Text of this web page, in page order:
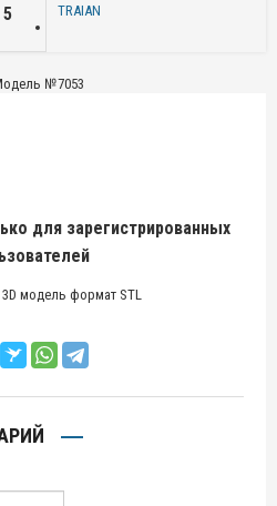
5
TRAIAN
для зарегистрированных
3D модель формат STL